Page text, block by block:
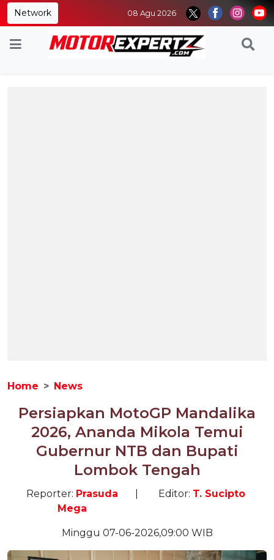
Network 08 Agu 2026
Home News
Persiapkan MotoGP Mandalika
2026, Ananda Mikola Temui
Gubernur NTB dan Bupati
Lombok Tengah
Reporter: Prasuda
Mega
Editor: T. Sucipto
Minggu 07-06-2026,09:00 WIB